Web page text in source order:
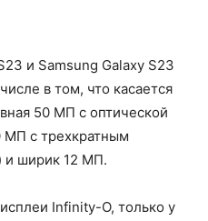
и Samsung Galaxy S23
в том, что касается
50 МП с оптической
МП с трехкратным
и ширик 12 МП.
Infinity-O, только у